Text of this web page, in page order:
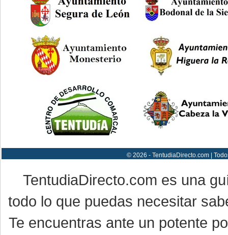
© 2026 - TentudiaDirecto.com |
TentudiaDirecto.com es una
todo lo que puedas necesitar
Te encuentras ante un potente